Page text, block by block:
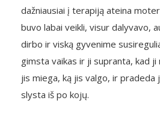
dažniausiai į terapiją ateina
buvo labai veikli, visur dalyvavo,
dirbo ir viską gyvenime
gimsta vaikas ir ji supranta, kad ji
jis miega, ką jis valgo, ir pradeda
slysta iš po kojų.